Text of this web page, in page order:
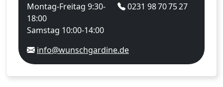
Montag-Freitag 9:30-
18:00
Samstag 10:00-14:00
0231 98 70 75 27
info@wunschgardine.de